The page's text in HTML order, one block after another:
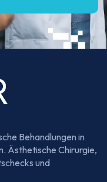
Behandlungen in
Ästhetische Chirurgie,
und